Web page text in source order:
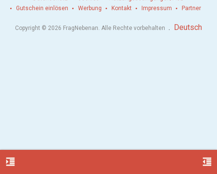
format_indent_increase format_indent_decrease
Gutschein einlösen
Werbung Kontakt Impressum Partner
Copyright © 2026 FragNebenan. Alle Rechte vorbehalten . Deutsch